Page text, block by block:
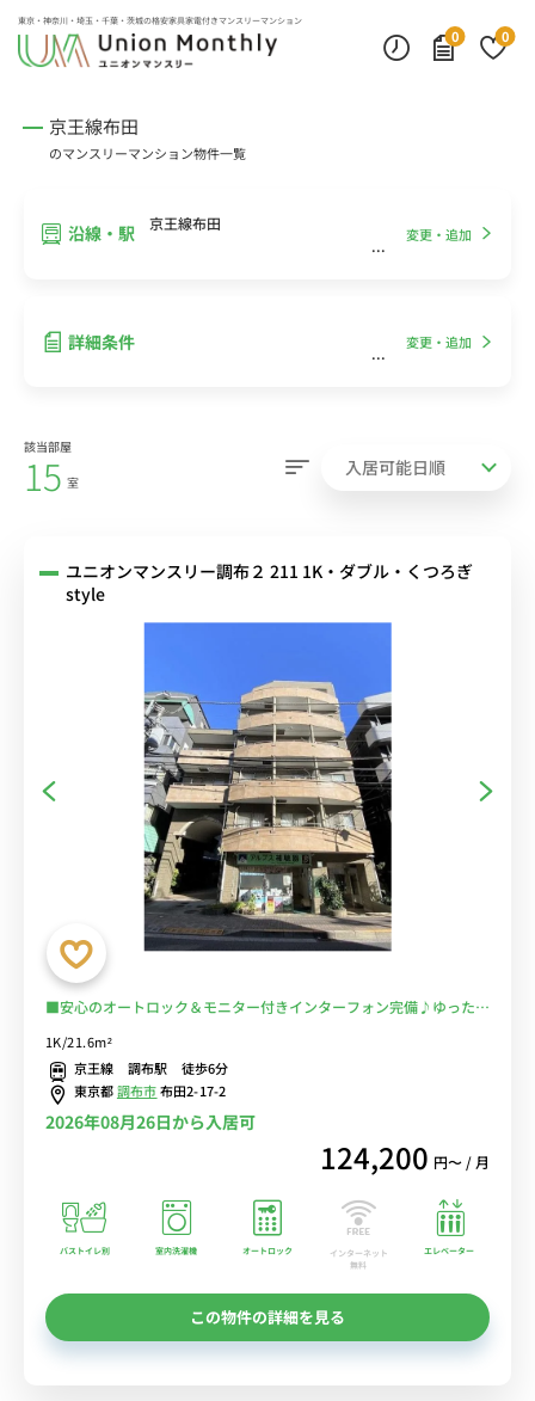
東京・神奈川・埼玉・千葉・茨城の格安家具家電付きマンスリーマンション
0
0
京王線布田
のマンスリーマンション物件一覧
沿線・駅 京王線布田
変更・追加
詳細条件 変更・追加
該当部屋
15 室
ユニオンマンスリー調布２ 211 1K・ダブル・くつろぎ
style
■安心のオートロック＆モニター付きインターフォン完備♪ゆったり
蔵庫♪■京王線「布田駅」徒歩3分/新宿・橋本・京王八王子まで乗換
なし/コンビニ至近■選べるWi-Fi格安レンタル中！
1K/21.6m²
京王線 調布駅 徒歩6分
東京都調布市布田2-17-2
2026年08月26日から入居可
124,200 円〜 / 月
バストイレ別 室内洗濯機 オートロック
インターネット
無料
エレベーター
この物件の詳細を見る